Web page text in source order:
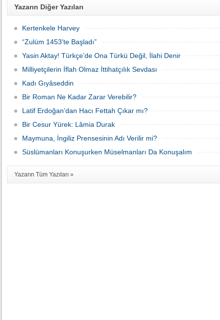
Yazarın Diğer Yazıları
Kertenkele Harvey
“Zulüm 1453’te Başladı”
Yasin Aktay! Türkçe’de Ona Türkü Değil, İlahi Denir
Milliyetçilerin İflah Olmaz İttihatçılık Sevdası
Kadı Gıyâseddin
Bir Ro­man Ne Ka­dar Za­rar Ve­re­bi­lir?
Latif Erdoğan’dan Hacı Fettah Çıkar mı?
Bir Cesur Yürek: Lâmia Durak
Maymuna, İngiliz Prensesinin Adı Verilir mi?
Süslümanları Konuşurken Müselmanları Da Konuşalım
Yazarın Tüm Yazıları »